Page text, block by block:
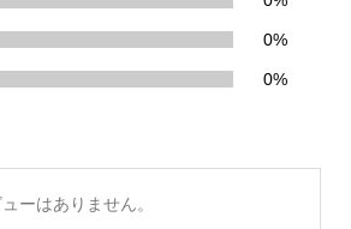
0%
0%
ーはありません。